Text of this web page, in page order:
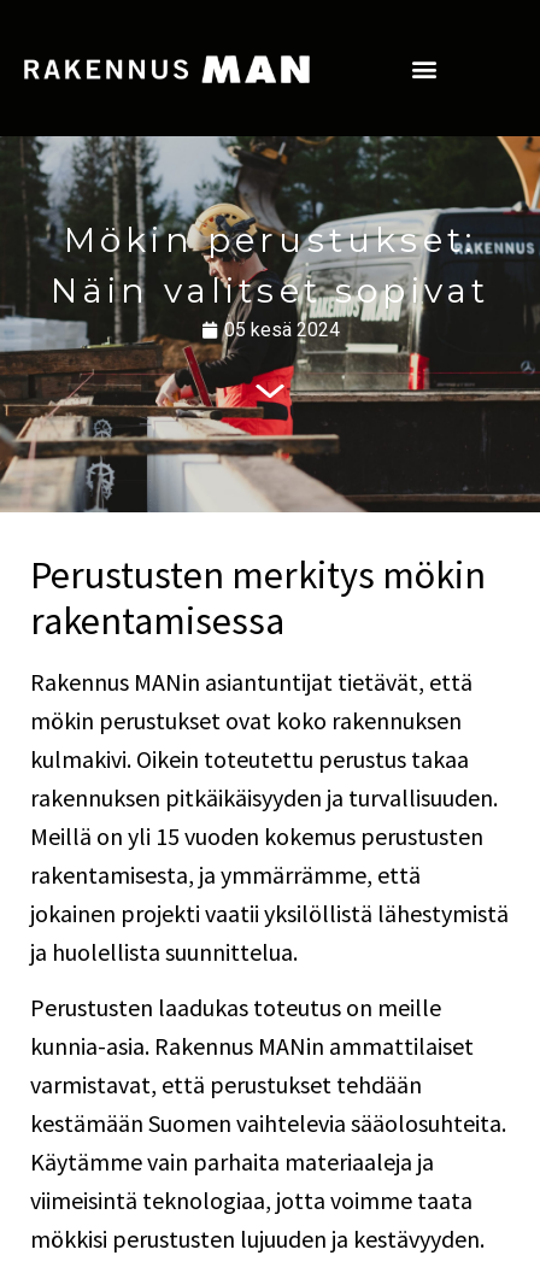
Mökin perustukset:
Näin valitset sopivat
05 kesä 2024
Perustusten merkitys mökin
rakentamisessa
Rakennus MANin asiantuntijat tietävät, että
mökin perustukset ovat koko rakennuksen
kulmakivi. Oikein toteutettu perustus takaa
rakennuksen pitkäikäisyyden ja turvallisuuden.
Meillä on yli 15 vuoden kokemus perustusten
rakentamisesta, ja ymmärrämme, että
jokainen projekti vaatii yksilöllistä lähestymistä
ja huolellista suunnittelua.
Perustusten laadukas toteutus on meille
kunnia-asia. Rakennus MANin ammattilaiset
varmistavat, että perustukset tehdään
kestämään Suomen vaihtelevia sääolosuhteita.
Käytämme vain parhaita materiaaleja ja
viimeisintä teknologiaa, jotta voimme taata
mökkisi perustusten lujuuden ja kestävyyden.